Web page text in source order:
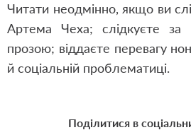
Читати неодмінно, якщо ви
Артема Чеха; слідкуєте за
прозою; віддаєте перевагу
й соціальній проблематиці.
Поділитися в